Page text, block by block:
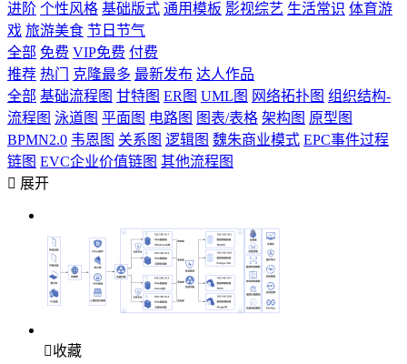
进阶 个性风格 基础版式 通用模板 影视综艺 生活常识 体育游
戏 旅游美食 节日节气
全部 免费 VIP免费 付费
推荐 热门 克隆最多 最新发布 达人作品
全部 基础流程图 甘特图 ER图 UML图 网络拓扑图 组织结构-
流程图 泳道图 平面图 电路图 图表/表格 架构图 原型图
BPMN2.0 韦恩图 关系图 逻辑图 魏朱商业模式 EPC事件过程
链图 EVC企业价值链图 其他流程图
 展开
收藏